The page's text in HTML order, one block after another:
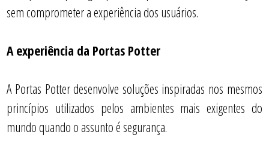
sem comprometer a experiência dos usuários.
A experiência da Portas Potter
A Portas Potter desenvolve soluções inspiradas nos mesmos
princípios utilizados pelos ambientes mais exigentes do
mundo quando o assunto é segurança.